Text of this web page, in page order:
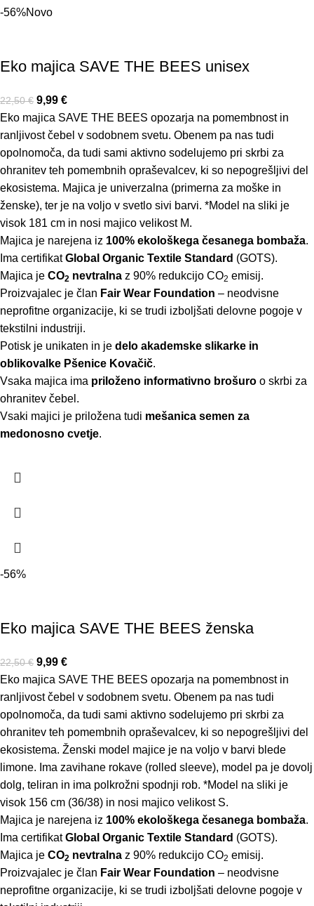
-56%Novo
Eko majica SAVE THE BEES unisex
22,50€ 9,99 €
Eko majica SAVE THE BEES opozarja na pomembnost in
ranljivost čebel v sodobnem svetu. Obenem pa nas tudi
opolnomoča, da tudi sami aktivno sodelujemo pri skrbi za
ohranitev teh pomembnih opraševalcev, ki so nepogrešljivi del
ekosistema. Majica je univerzalna (primerna za moške in
ženske), ter je na voljo v svetlo sivi barvi. *Model na sliki je
visok 181 cm in nosi majico velikost M.
Majica je narejena iz 100% ekološkega česanega bombaža.
Ima certifikatGlobal Organic Textile Standard (GOTS).
Majica je CO2 nevtralna z 90% redukcijo CO2 emisij.
Proizvajalec je član Fair Wear Foundation – neodvisne
neprofitne organizacije, ki se trudi izboljšati delovne pogoje v
tekstilni industriji.
Potisk je unikaten in je delo akademske slikarke in
oblikovalke Pšenice Kovačič.
Vsaka majica ima priloženo informativno brošuro o skrbi za
ohranitev čebel.
Vsaki majici je priložena tudi mešanica semen za
medonosno cvetje.
-56%
Eko majica SAVE THE BEES ženska
22,50€ 9,99 €
Eko majica SAVE THE BEES opozarja na pomembnost in
ranljivost čebel v sodobnem svetu. Obenem pa nas tudi
opolnomoča, da tudi sami aktivno sodelujemo pri skrbi za
ohranitev teh pomembnih opraševalcev, ki so nepogrešljivi del
ekosistema. Ženski model majice je na voljo v barvi blede
limone. Ima zavihane rokave (rolled sleeve), model pa je dovolj
dolg, teliran in ima polkrožni spodnji rob. *Model na sliki je
visok 156 cm (36/38) in nosi majico velikost S.
Majica je narejena iz 100% ekološkega česanega bombaža.
Ima certifikatGlobal Organic Textile Standard (GOTS).
Majica je CO2 nevtralna z 90% redukcijo CO2 emisij.
Proizvajalec je član Fair Wear Foundation – neodvisne
neprofitne organizacije, ki se trudi izboljšati delovne pogoje v